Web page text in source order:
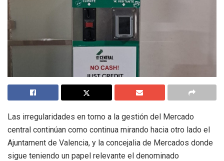
Las irregularidades en torno a la gestión del Mercado
central continúan como continua mirando hacia otro lado el
Ajuntament de Valencia, y la concejalia de Mercados donde
sigue teniendo un papel relevante el denominado